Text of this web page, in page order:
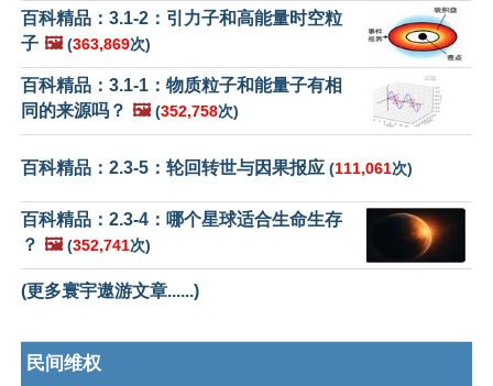
百科精品：3.1-2：引力子和高能量时空粒
子 🖼️ (363,869次)
百科精品：3.1-1：物质粒子和能量子有相
同的来源吗？ 🖼️ (352,758次)
百科精品：2.3-5：轮回转世与因果报应 (111,061次)
百科精品：2.3-4：哪个星球适合生命生存
？ 🖼️ (352,741次)
(更多寰宇遨游文章......)
民间维权